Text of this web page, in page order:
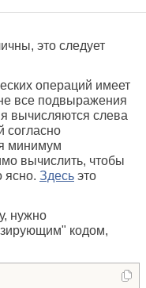
это следует
операций имеет
все подвыражения
вычисляются слева
согласно
минимум
вычислить, чтобы
ясно. Здесь это
нужно
кодом,